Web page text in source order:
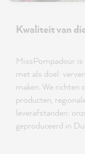
Kwaliteit van
MissPompadour
met als doel:
maken. We richten
producten,
leverafstanden:
geproduceerd in